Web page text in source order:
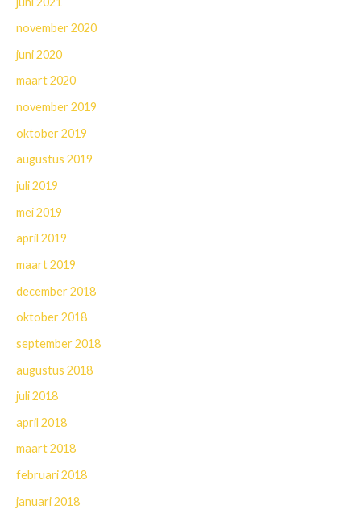
november 2020
juni 2020
maart 2020
november 2019
oktober 2019
augustus 2019
juli 2019
mei 2019
april 2019
maart 2019
december 2018
oktober 2018
september 2018
augustus 2018
juli 2018
april 2018
maart 2018
februari 2018
januari 2018